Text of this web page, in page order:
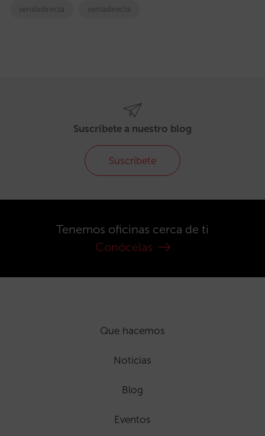
vendadirecta ventadirecta
Suscríbete a nuestro blog
Suscríbete
Tenemos oficinas cerca de ti
Conócelas
Que hacemos
Noticias
Blog
Eventos